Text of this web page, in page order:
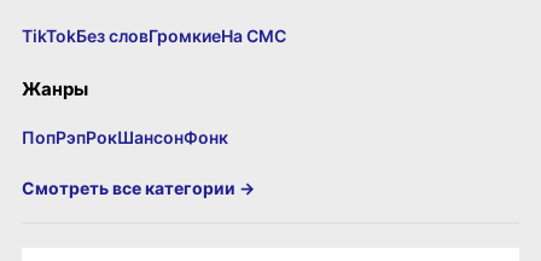
TikTokБез словГромкиеНа СМС
Жанры
ПопРэпРокШансонФонк
Смотреть все категории →